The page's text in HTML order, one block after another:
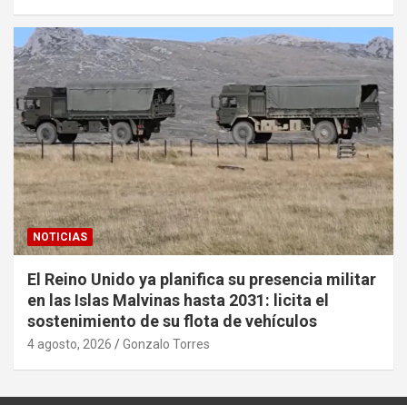
NOTICIAS
El Reino Unido ya planifica su presencia militar
en las Islas Malvinas hasta 2031: licita el
sostenimiento de su flota de vehículos
4 agosto, 2026 Gonzalo Torres